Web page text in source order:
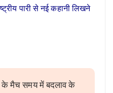
पारी से नई कहानी लिखने
के मैच समय में बदलाव के